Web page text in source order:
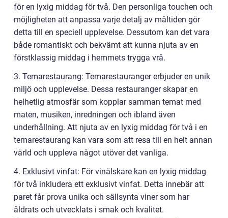
för en lyxig middag för två. Den personliga touchen och
möjligheten att anpassa varje detalj av måltiden gör
detta till en speciell upplevelse. Dessutom kan det vara
både romantiskt och bekvämt att kunna njuta av en
förstklassig middag i hemmets trygga vrå.
3. Temarestaurang: Temarestauranger erbjuder en unik
miljö och upplevelse. Dessa restauranger skapar en
helhetlig atmosfär som kopplar samman temat med
maten, musiken, inredningen och ibland även
underhållning. Att njuta av en lyxig middag för två i en
temarestaurang kan vara som att resa till en helt annan
värld och uppleva något utöver det vanliga.
4. Exklusivt vinfat: För vinälskare kan en lyxig middag
för två inkludera ett exklusivt vinfat. Detta innebär att
paret får prova unika och sällsynta viner som har
åldrats och utvecklats i smak och kvalitet.